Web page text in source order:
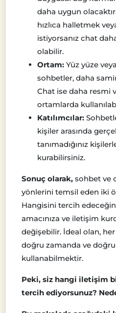
daha uygun
hızlıca halletmek
istiyorsanız chat
olabilir.
Ortam: Yüz yüze
sohbetler, daha
Chat ise daha resmi
ortamlarda
Katılımcılar:
kişiler arasında
tanımadığınız
kurabilirsiniz.
Sonuç olarak, sohbet ve
yönlerini temsil eden iki
Hangisini tercih
amacınıza ve iletişim
değişebilir. İdeal olan,
doğru zamanda ve
kullanabilmektir.
Peki, siz hangi iletişim
tercih ediyorsunuz?